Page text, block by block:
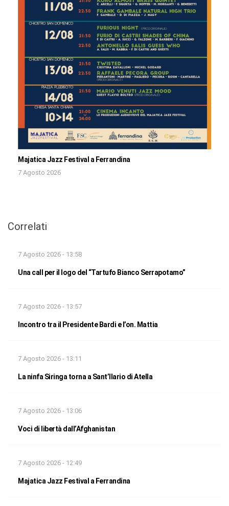
Majatica Jazz Festival a Ferrandina
7 Agosto 2026
Correlati
7 Agosto 2026 - 13:58
Una call per il logo del “Tartufo Bianco Serrapotamo”
7 Agosto 2026 - 13:57
Incontro tra il Presidente Bardi e l’on. Mattia
7 Agosto 2026 - 13:11
La ninfa Siringa torna a Sant’Ilario di Atella
7 Agosto 2026 - 13:06
Voci di libertà dall’Afghanistan
7 Agosto 2026 - 12:49
Majatica Jazz Festival a Ferrandina